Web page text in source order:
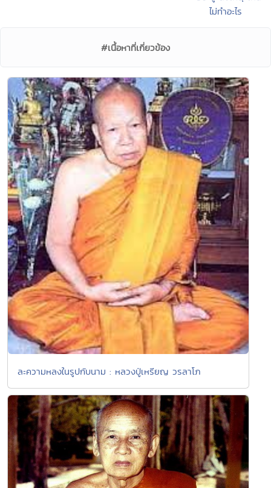
ไม่ทำอะไร
#เนื้อหาที่เกี่ยวข้อง
ละความหลงในรูปกับนาม : หลวงปู่เหรียญ วรลาโภ